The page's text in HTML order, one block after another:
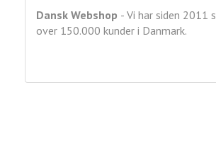
Dansk Webshop - Vi har siden 2011
over 150.000 kunder i Danmark.